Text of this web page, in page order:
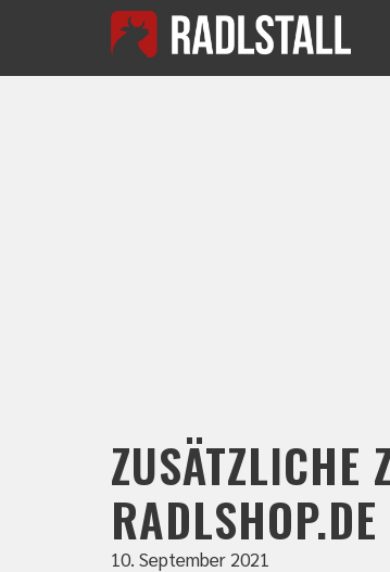
ZUSÄTZLICHE
RADLSHOP.DE
10. September 2021